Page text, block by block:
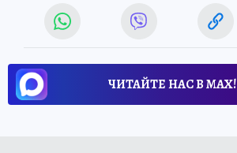
ЧИТАЙТЕ НАС В МАХ!